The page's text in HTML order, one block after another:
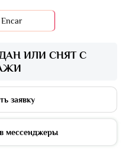
ИЛИ СНЯТ С
заявку
мессенджеры